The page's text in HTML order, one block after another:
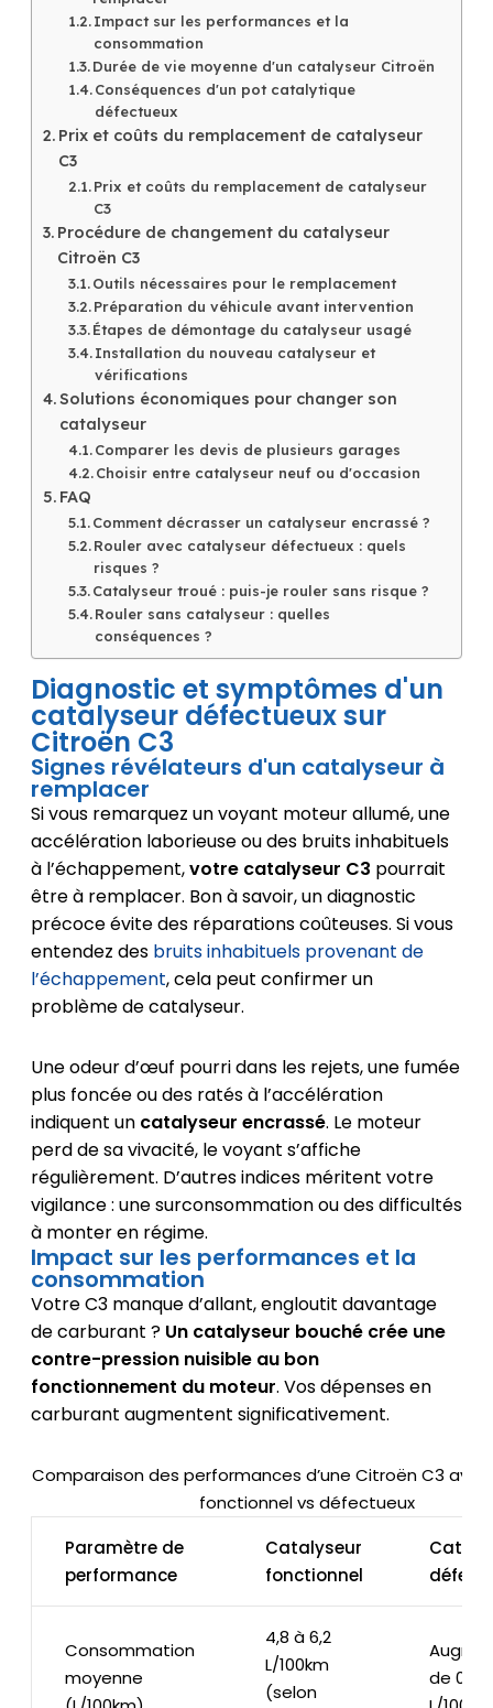
Impact sur les performances et la
consommation
Durée de vie moyenne d'un catalyseur Citroën
Conséquences d'un pot catalytique
défectueux
Prix et coûts du remplacement de catalyseur
C3
Prix et coûts du remplacement de catalyseur
C3
Procédure de changement du catalyseur
Citroën C3
Outils nécessaires pour le remplacement
Préparation du véhicule avant intervention
Étapes de démontage du catalyseur usagé
Installation du nouveau catalyseur et
vérifications
Solutions économiques pour changer son
catalyseur
Comparer les devis de plusieurs garages
Choisir entre catalyseur neuf ou d'occasion
FAQ
Comment décrasser un catalyseur encrassé ?
Rouler avec catalyseur défectueux : quels
risques ?
Catalyseur troué : puis-je rouler sans risque ?
Rouler sans catalyseur : quelles
conséquences ?
Diagnostic et symptômes d'un
catalyseur défectueux sur
Citroën C3
Signes révélateurs d'un catalyseur à
remplacer
Si vous remarquez un voyant moteur allumé, une
accélération laborieuse ou des bruits inhabituels
à l’échappement,votre catalyseur C3 pourrait
être à remplacer. Bon à savoir, un diagnostic
précoce évite des réparations coûteuses. Si vous
entendez des bruits inhabituels provenant de
l’échappement, cela peut confirmer un
problème de catalyseur.
Une odeur d’œuf pourri dans les rejets, une fumée
plus foncée ou des ratés à l’accélération
indiquent un catalyseur encrassé. Le moteur
perd de sa vivacité, le voyant s’affiche
régulièrement. D’autres indices méritent votre
vigilance : une surconsommation ou des difficultés
à monter en régime.
Impact sur les performances et la
consommation
Votre C3 manque d’allant, engloutit davantage
de carburant ? Un catalyseur bouché crée une
contre-pression nuisible au bon
fonctionnement du moteur. Vos dépenses en
carburant augmentent significativement.
Comparaison des performances d’une Citroën C3
fonctionnel vs défectueux
Paramètre de
performance
Catalyseur
fonctionnel
Consommation
moyenne
4,8 à 6,2
L/100km
(selon
de 0,5